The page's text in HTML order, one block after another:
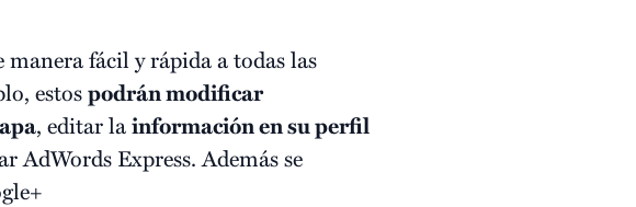
manera fácil y rápida a todas las
estospodrán modificar
, editar lainformación en su perfil
AdWords Express. Además se